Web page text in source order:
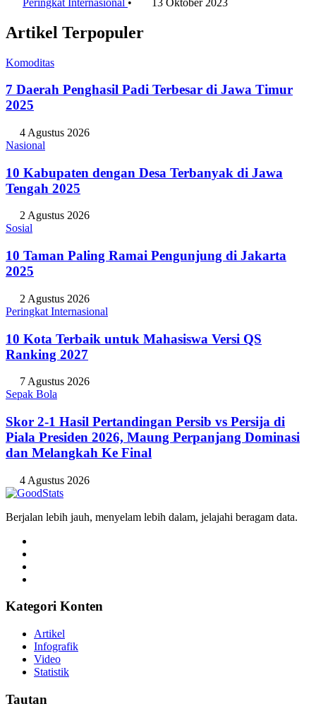
Artikel Terpopuler
Komoditas
7 Daerah Penghasil Padi Terbesar di Jawa Timur
2025
4 Agustus 2026
Nasional
10 Kabupaten dengan Desa Terbanyak di Jawa
Tengah 2025
2 Agustus 2026
Sosial
10 Taman Paling Ramai Pengunjung di Jakarta
2025
2 Agustus 2026
Peringkat Internasional
10 Kota Terbaik untuk Mahasiswa Versi QS
Ranking 2027
7 Agustus 2026
Sepak Bola
Skor 2-1 Hasil Pertandingan Persib vs Persija di
Piala Presiden 2026, Maung Perpanjang Dominasi
dan Melangkah Ke Final
4 Agustus 2026
Berjalan lebih jauh, menyelam lebih dalam, jelajahi beragam data.
Kategori Konten
Artikel
Infografik
Video
Statistik
Tautan